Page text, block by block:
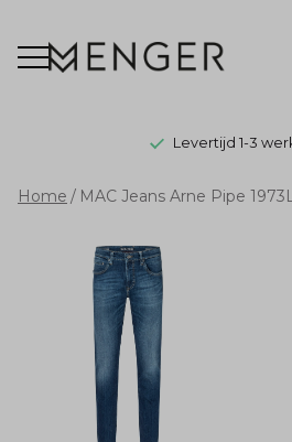
Levertijd 1-3
MAC
Jeans
Arne
Pipe
1973L
Home MAC Jeans Arne Pipe